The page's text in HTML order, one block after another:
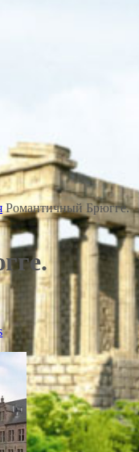
Романтичный Брюгге.